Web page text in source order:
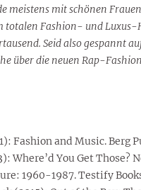
meistens mit schönen
totalen Fashion- und Luxus-
Seid also gespannt
über die neuen Rap-
Fashion and Music. Berg
Where’d You Get Those?
1960-1987. Testify